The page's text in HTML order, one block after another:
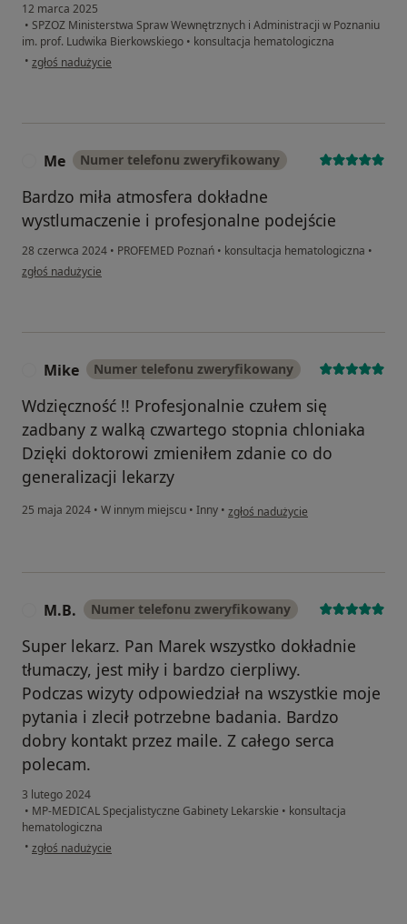
12 marca 2025
• SPZOZ Ministerstwa Spraw Wewnętrznych i Administracji w Poznaniu
im. prof. Ludwika Bierkowskiego • konsultacja hematologiczna
• w opinii użytkownika E.R-K.
zgłoś nadużycie
Me Numer telefonu zweryfikowany
Bardzo miła atmosfera dokładne
wystlumaczenie i profesjonalne podejście
28 czerwca 2024 • PROFEMED Poznań • konsultacja hematologiczna •
w opinii użytkownika Me
zgłoś nadużycie
Mike Numer telefonu zweryfikowany
Wdzięczność !! Profesjonalnie czułem się
zadbany z walką czwartego stopnia chloniaka
Dzięki doktorowi zmieniłem zdanie co do
generalizacji lekarzy
25 maja 2024 • W innym miejscu • Inny • w opinii użytkownika Mike
zgłoś nadużycie
M.B. Numer telefonu zweryfikowany
Super lekarz. Pan Marek wszystko dokładnie
tłumaczy, jest miły i bardzo cierpliwy.
Podczas wizyty odpowiedział na wszystkie moje
pytania i zlecił potrzebne badania. Bardzo
dobry kontakt przez maile. Z całego serca
polecam.
3 lutego 2024
• MP-MEDICAL Specjalistyczne Gabinety Lekarskie • konsultacja
hematologiczna
• w opinii użytkownika M.B.
zgłoś nadużycie